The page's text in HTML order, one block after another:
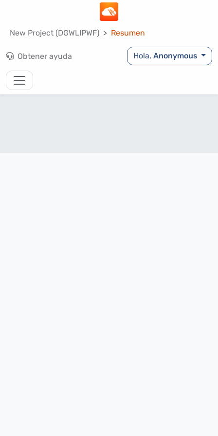
New Project (DGWLIPWF) Resumen
Obtener ayuda Hola,Anonymous